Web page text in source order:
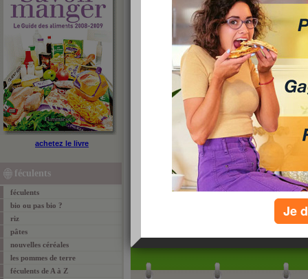
achetez le livre
féculents
féculents
bio ou pas bio ?
riz
pâtes
nouvelles céréales
les pommes de terre
féculents de A à Z
pommes de terre
Aujourdhui.com vous présente Savoir Manger, le
Jean-Michel Cohen. Les 2 nutritionnistes ont
Je